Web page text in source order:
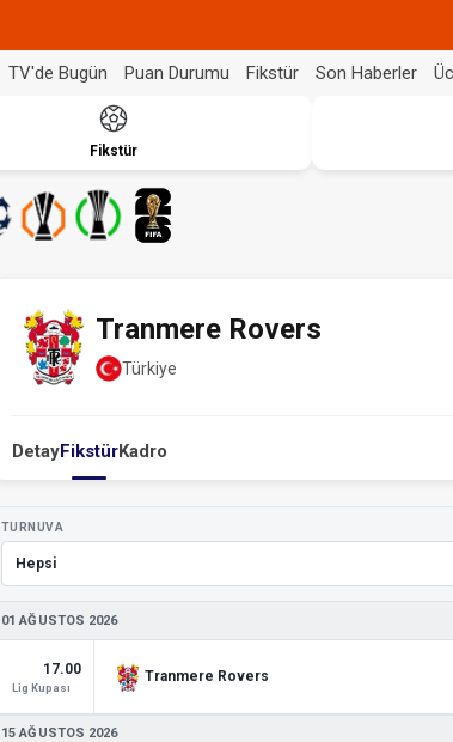
TV'de Bugün Puan Durumu Fikstür Son Haberler
Fikstür
Tranmere Rovers
Türkiye
DetayFikstürKadro
TURNUVA
01 AĞUSTOS 2026
17.00
Lig Kupası
Tranmere Rovers
15 AĞUSTOS 2026